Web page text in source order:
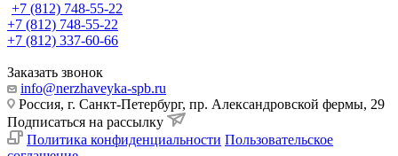
+7 (812) 748-55-22
+7 (812) 748-55-22
+7 (812) 337-60-66
Заказать звонок
info@nerzhaveyka-spb.ru
Россия, г. Санкт-Петербург, пр. Александровской фермы, 29
Подписаться на рассылку
Политика конфиденциальности Пользовательское